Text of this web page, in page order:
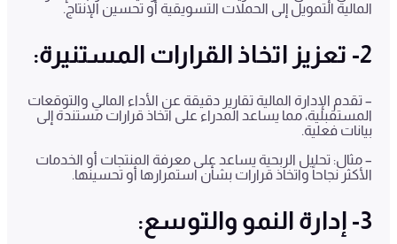
المالية التمويل إلى الحملات التسويقية أو تحسين الإنتاج.
2- تعزيز اتخاذ القرارات المستنيرة:
– تقدم الإدارة المالية تقارير دقيقة عن الأداء المالي والتوقعات
المستقبلية، مما يساعد المدراء على اتخاذ قرارات مستندة إلى
بيانات فعلية.
– مثال: تحليل الربحية يساعد على معرفة المنتجات أو الخدمات
الأكثر نجاحاً واتخاذ قرارات بشأن استمرارها أو تحسينها.
3- إدارة النمو والتوسع: